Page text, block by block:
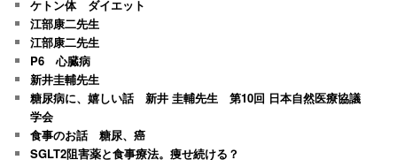
ケトン体 ダイエット
江部康二先生
江部康二先生
P6 心臓病
新井圭輔先生
糖尿病に、嬉しい話 新井 圭輔先生 第10回 日本自然医療協議
学会
食事のお話 糖尿、癌
SGLT2阻害薬と食事療法。痩せ続ける？